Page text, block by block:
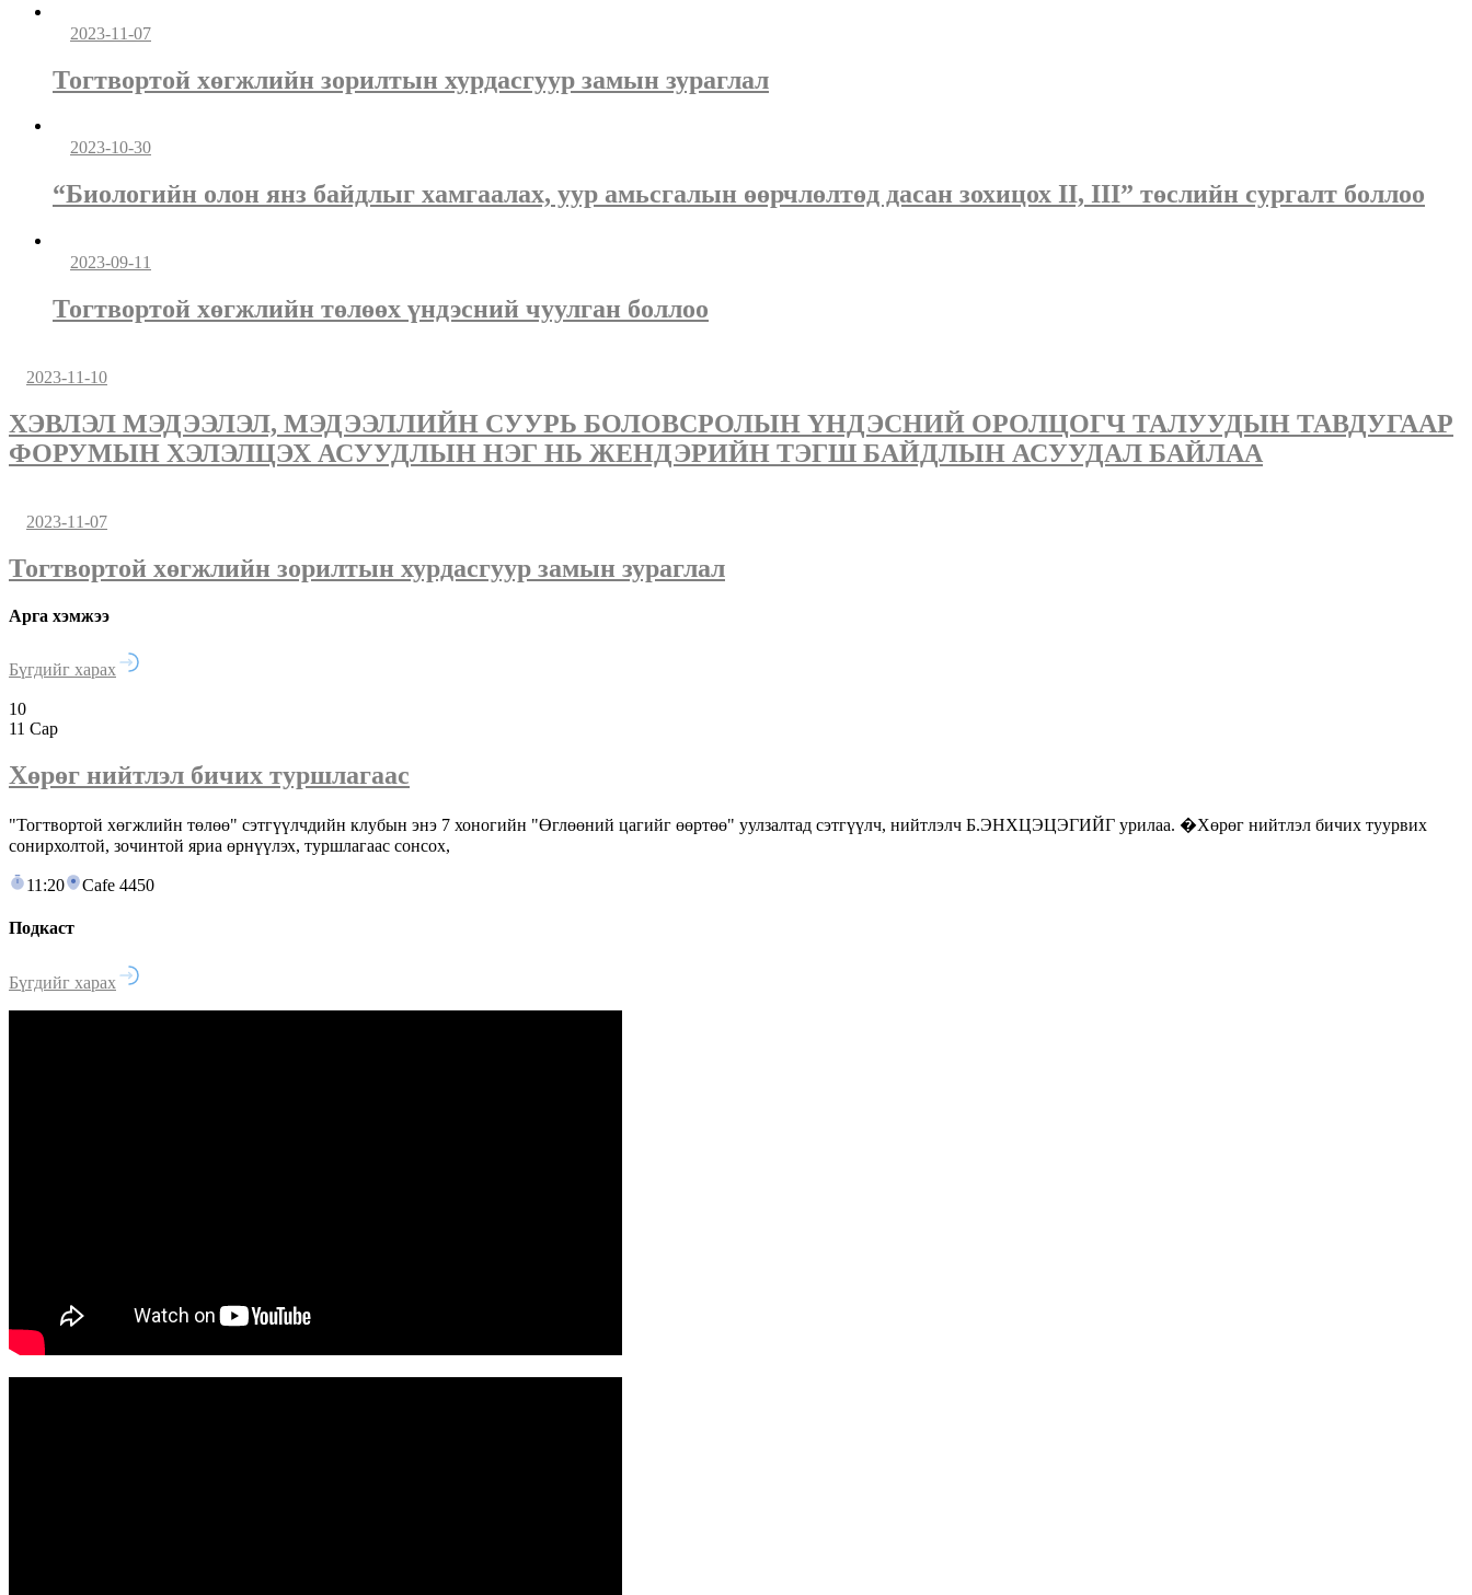
2023-11-07
Тогтвортой хөгжлийн зорилтын хурдасгуур замын зураглал
2023-10-30
“Биологийн олон янз байдлыг хамгаалах, уур амьсгалын өөрчлөлтөд дасан зохицох II, III” төслийн сургалт боллоо
2023-09-11
Тогтвортой хөгжлийн төлөөх үндэсний чуулган боллоо
2023-11-10
ХЭВЛЭЛ МЭДЭЭЛЭЛ, МЭДЭЭЛЛИЙН СУУРЬ БОЛОВСРОЛЫН ҮНДЭСНИЙ ОРОЛЦОГЧ ТАЛУУДЫН ТАВДУГААР
ФОРУМЫН ХЭЛЭЛЦЭХ АСУУДЛЫН НЭГ НЬ ЖЕНДЭРИЙН ТЭГШ БАЙДЛЫН АСУУДАЛ БАЙЛАА
2023-11-07
Тогтвортой хөгжлийн зорилтын хурдасгуур замын зураглал
Арга хэмжээ
Бүгдийг харах
10
11 Сар
Хөрөг нийтлэл бичих туршлагаас
"Тогтвортой хөгжлийн төлөө" сэтгүүлчдийн клубын энэ 7 хоногийн "Өглөөний цагийг өөртөө" уулзалтад сэтгүүлч, нийтлэлч Б.ЭНХЦЭЦЭГИЙГ урилаа. �Хөрөг нийтлэл бичих туурвих
сонирхолтой, зочинтой яриа өрнүүлэх, туршлагаас сонсох,
11:20 Cafe 4450
Подкаст
Бүгдийг харах